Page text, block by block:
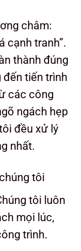
châm:
cạnh tranh”.
thành đúng
tiến trình
các công
ngách hẹp
đều xử lý
nhất.
tôi
tôi luôn
mọi lúc,
trình.